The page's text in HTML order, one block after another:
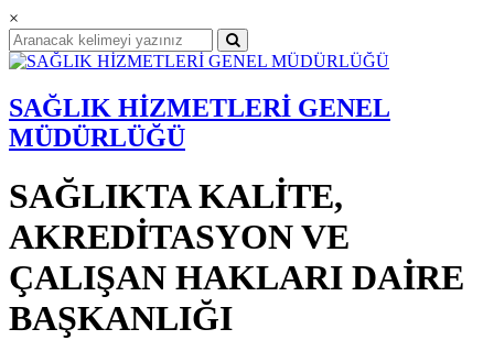
×
SAĞLIK HİZMETLERİ GENEL
MÜDÜRLÜĞÜ
SAĞLIKTA KALİTE,
AKREDİTASYON VE
ÇALIŞAN HAKLARI DAİRE
BAŞKANLIĞI